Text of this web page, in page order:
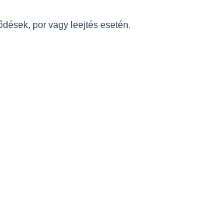
por vagy leejtés esetén.